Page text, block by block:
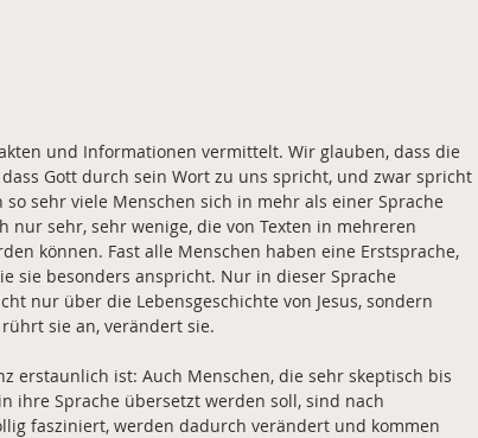
und Informationen vermittelt. Wir glauben, dass die
Gott durch sein Wort zu uns spricht, und zwar spricht
sehr viele Menschen sich in mehr als einer Sprache
nur sehr, sehr wenige, die von Texten in mehreren
können. Fast alle Menschen haben eine Erstsprache,
sie besonders anspricht. Nur in dieser Sprache
nur über die Lebensgeschichte von Jesus, sondern
sie an, verändert sie.
erstaunlich ist: Auch Menschen, die sehr skeptisch bis
ihre Sprache übersetzt werden soll, sind nach
fasziniert, werden dadurch verändert und kommen